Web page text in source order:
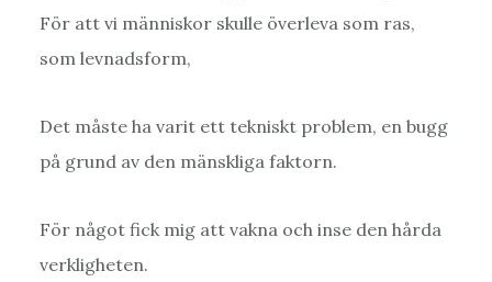
För att vi människor skulle överleva som ras,
som levnadsform,
Det måste ha varit ett tekniskt problem, en bugg
på grund av den mänskliga faktorn.
För något fick mig att vakna och inse den hårda
verkligheten.